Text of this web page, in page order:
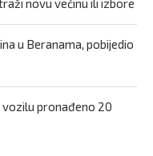
novu većinu ili izbore
u Beranama, pobijedio
vozilu pronađeno 20